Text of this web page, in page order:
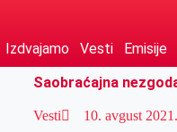
Izdvajamo Vesti Emisije
Saobraćajna
Vesti 10. avgust 2021.